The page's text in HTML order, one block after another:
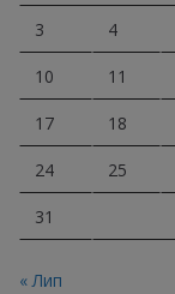
3 4
10 11
17 18
24 25
31
« Лип